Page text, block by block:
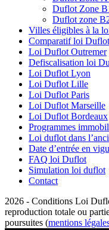
Duflot Zone
Duflot zone
Villes éligibles à la
Comparatif loi
Loi Duflot Outremer
Defiscalisation loi
Loi Duflot Lyon
Loi Duflot Lille
Loi Duflot Paris
Loi Duflot Marseille
Loi Duflot Bordeaux
Programmes
Loi duflot dans
Date d’entrée en
FAQ loi Duflot
Simulation loi duflot
Contact
2026 - Conditions Loi
reproduction totale ou
poursuites (mentions